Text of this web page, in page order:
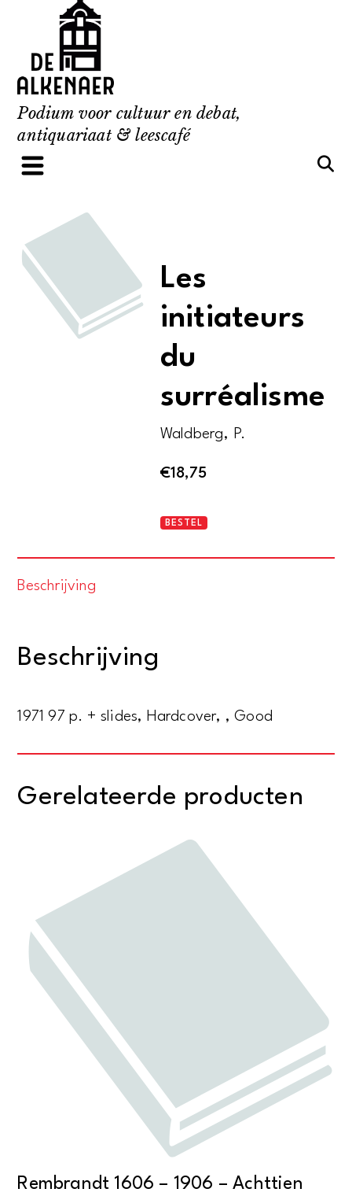
content
Podium voor cultuur en debat,
antiquariaat & leescafé
Les
initiateurs
du
surréalisme
Waldberg, P.
€18,75
Les
BESTEL
Beschrijving
Beschrijving
1971 97 p. + slides, Hardcover, , Good
Gerelateerde producten
Rembrandt 1606 – 1906 – Achttien